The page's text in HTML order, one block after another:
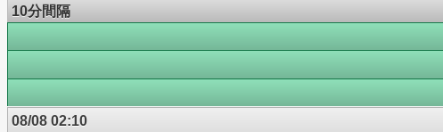
10分間隔
08/08 02:10